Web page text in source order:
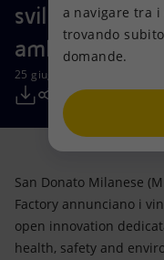
Mission e valori
Persone e
Net Zero
Modello satellitare
Energia accessibile
Innovazione
Diversificazione
Tecnologie per la
Collaborazioni per
Attività nel mondo
Casa
Imprese
Mobilità
sviluppare
ambito Safety
25 giugno 2021 - 13:25 CEST
San Donato Milanese
Factory annunciano i
open innovation
health, safety and
a navigare tra
trovando
domande.